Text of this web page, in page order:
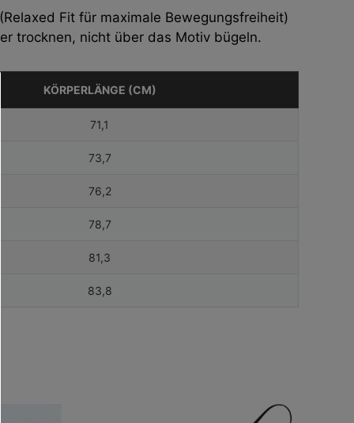
Fit für maximale Bewegungsfreiheit)
trocknen, nicht über das Motiv bügeln.
KÖRPERLÄNGE (CM)
71,1
73,7
76,2
78,7
81,3
83,8